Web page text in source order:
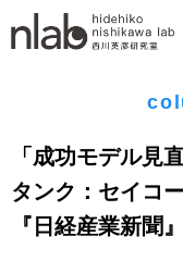
「成功モデル見
タンク：セイコ
『日経産業新聞』